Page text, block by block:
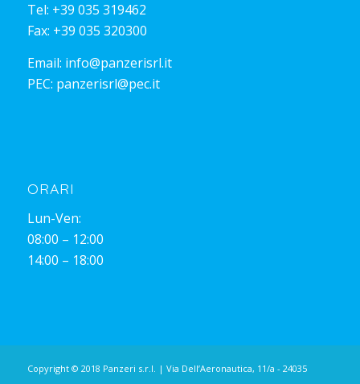
Tel: +39 035 319462
Fax: +39 035 320300
Email: info@panzerisrl.it
PEC: panzerisrl@pec.it
ORARI
Lun-Ven:
08:00 – 12:00
14:00 – 18:00
Copyright © 2018 Panzeri s.r.l. | Via Dell’Aeronautica, 11/a - 24035